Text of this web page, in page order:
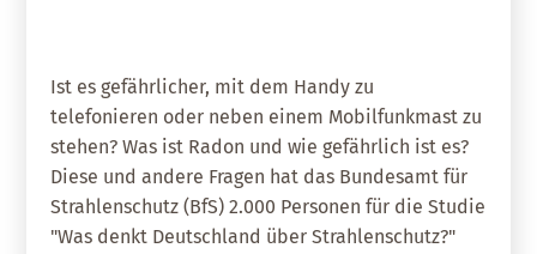
Ist es gefährlicher, mit dem Handy zu
telefonieren oder neben einem Mobilfunkmast zu
stehen? Was ist Radon und wie gefährlich ist es?
Diese und andere Fragen hat das Bundesamt für
Strahlenschutz (BfS) 2.000 Personen für die Studie
"Was denkt Deutschland über Strahlenschutz?"